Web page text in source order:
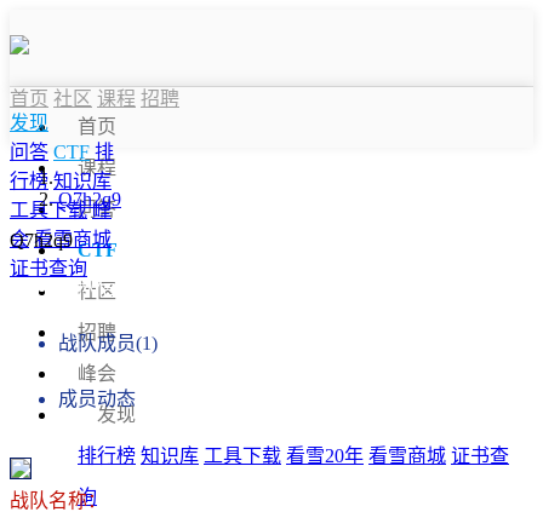
首页
课程
问答
CTF
社区
招聘
峰会
发现
排行榜 知识库 工具下载 看雪20年 看雪商城 证书查
询
首页 社区 课程 招聘
发现
问答 CTF 排
行榜 知识库
工具下载 峰
会 看雪商城
证书查询
Q7h2q9
Q7h2q9
战队信息
战队成员(1)
成员动态
战队名称：